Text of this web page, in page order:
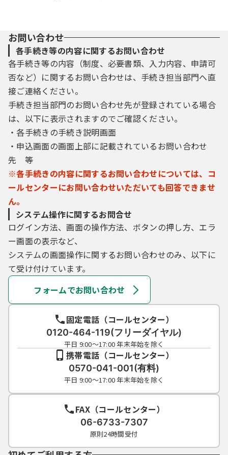
お問い合わせ
各手続き等の内容に関するお問い合わせ
各手続き等の内容（制度、必要書類、入力内容、申請可
否など）に関するお問い合わせは、手続き担当部門へ直
接ご連絡ください。
手続き担当部門のお問い合わせ先が登録されている場合
は、以下に表示されますのでご確認ください。
・各手続きの手続き説明画面
・申込画面の画面上部に記載されているお問い合わせ
先 等
※各手続きの内容に関するお問い合わせについては、コ
ールセンターにお問い合わせいただいても回答できませ
ん。
システム操作に関するお問合せ
ログイン方法、画面の操作方法、ボタンの押し方、エラ
ー画面の表示など、
システムの画面操作に関するお問い合わせのみ、以下に
て受け付けています。
フォームでお問い合わせ
固定電話（コールセンター）
0120-464-119(フリーダイヤル)
平日 9:00～17:00 年末年始を除く
携帯電話（コールセンター）
0570-041-001(有料)
平日 9:00～17:00 年末年始を除く
FAX（コールセンター）
06-6733-7307
原則24時間受付